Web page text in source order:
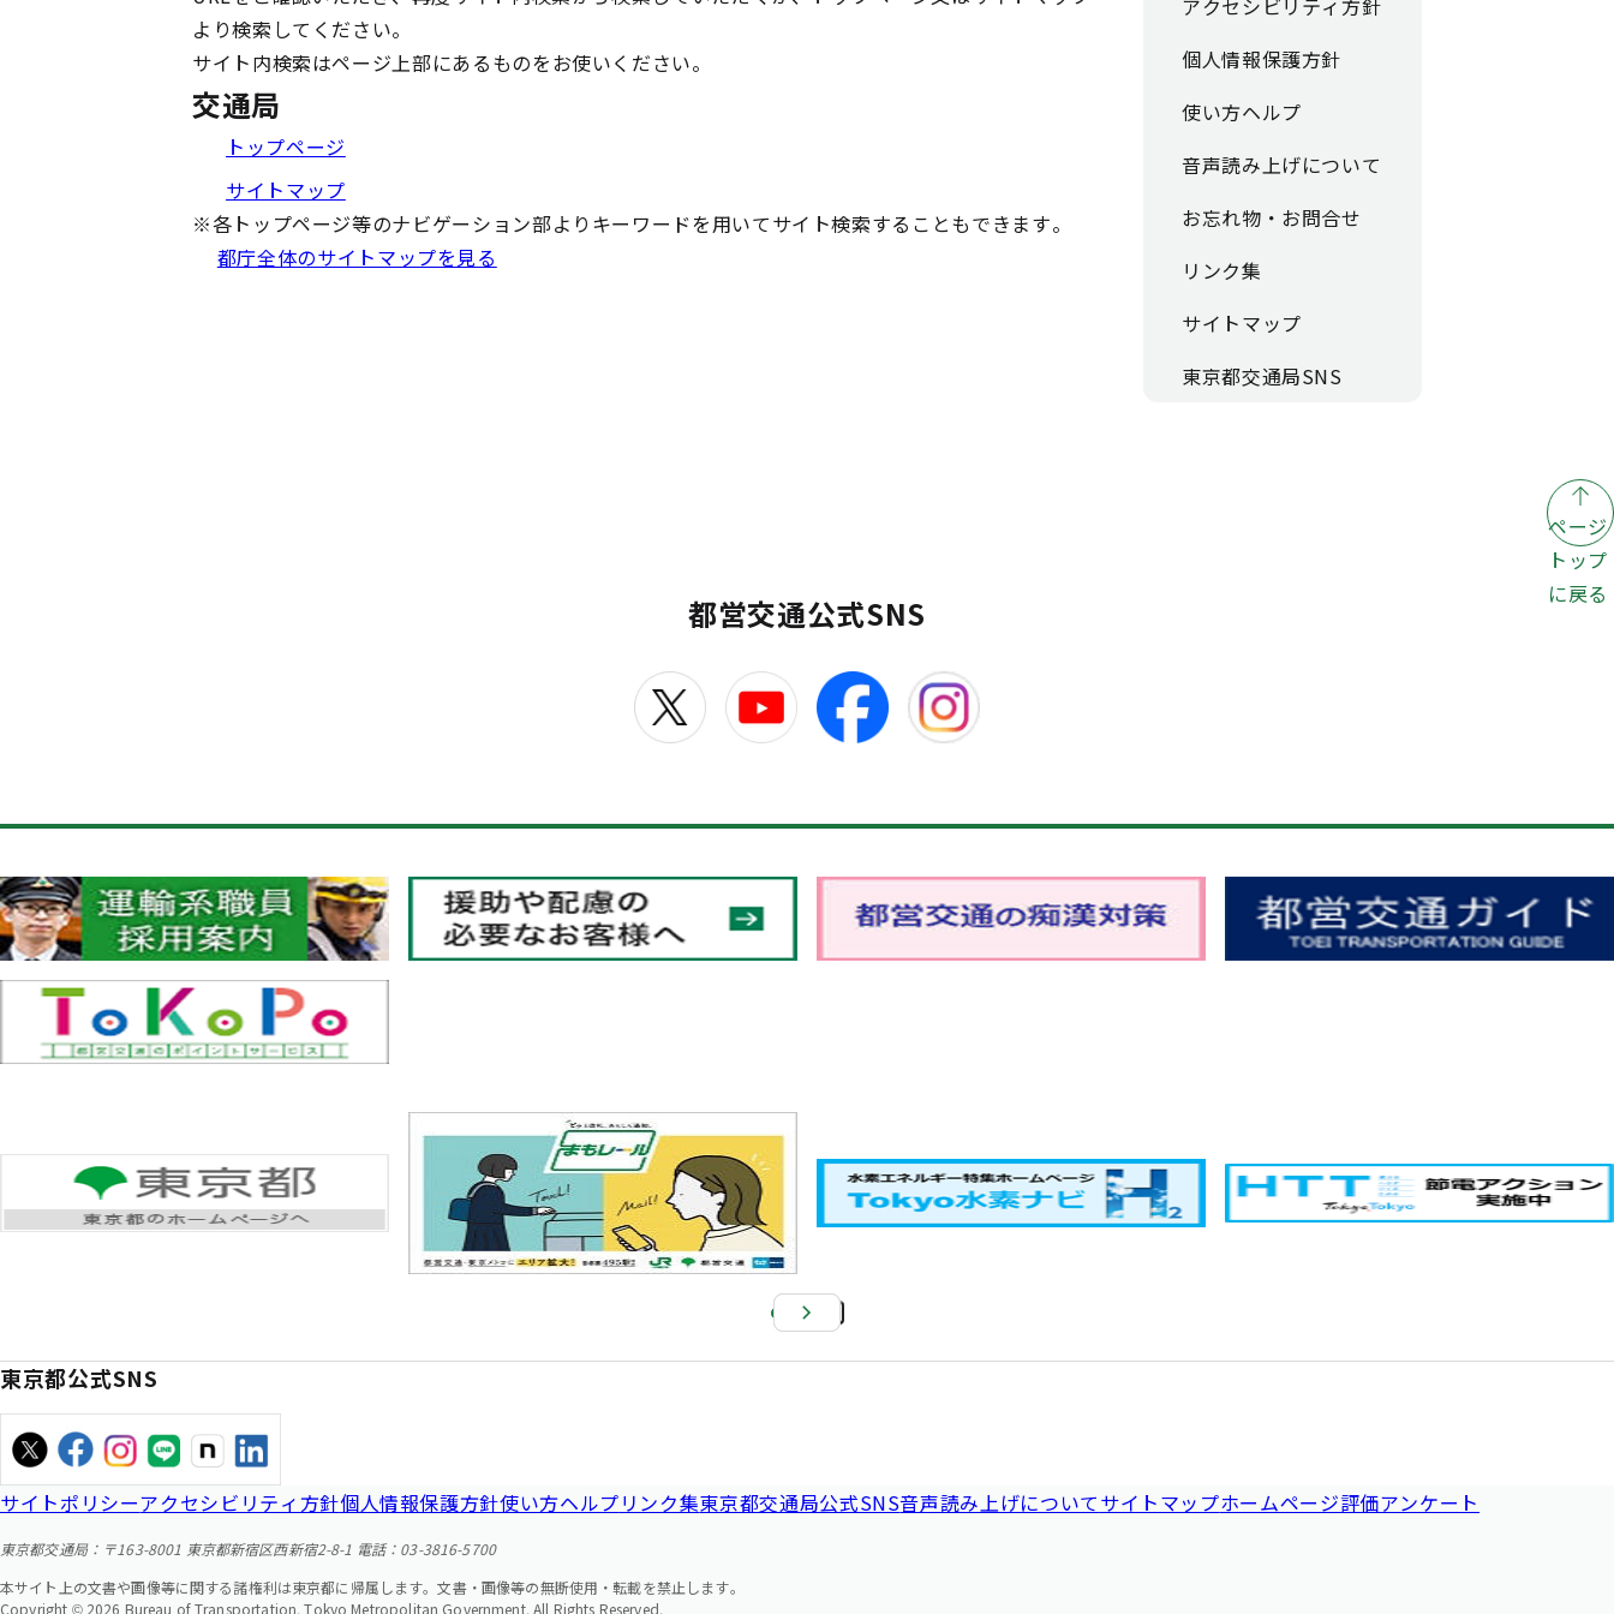
より検索してください。
サイト内検索はページ上部にあるものをお使いください。
交通局
トップページ
サイトマップ
※各トップページ等のナビゲーション部よりキーワードを用いてサイト検索することもできます。
都庁全体のサイトマップを見る
アクセシビリティ方針
個人情報保護方針
使い方ヘルプ
音声読み上げについて
お忘れ物・お問合せ
リンク集
サイトマップ
東京都交通局SNS
ページ
トップ
に戻る
都営交通公式SNS
Pa
東京都公式SNS
サイトポリシーアクセシビリティ方針個人情報保護方針使い方ヘルプリンク集東京都交通局公式SNS音声読み上げについてサイトマップホームページ評価アンケート
東京都交通局：〒163-8001 東京都新宿区西新宿2-8-1 電話：03-3816-5700
本サイト上の文書や画像等に関する諸権利は東京都に帰属します。文書・画像等の無断使用・転載を禁止します。
Copyright © 2026 Bureau of Transportation. Tokyo Metropolitan Government. All Rights Reserved.